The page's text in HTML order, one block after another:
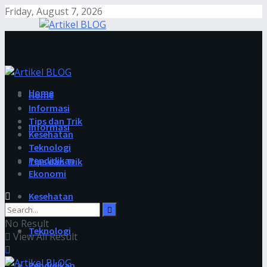
Friday, August 7, 2026
Home
Informasi
Tips dan Trik
Kesehatan
Teknologi
Home
Informasi
Tips dan Trik
Kesehatan
Teknologi
Pendidikan
Ekonomi
No Result
View All Result